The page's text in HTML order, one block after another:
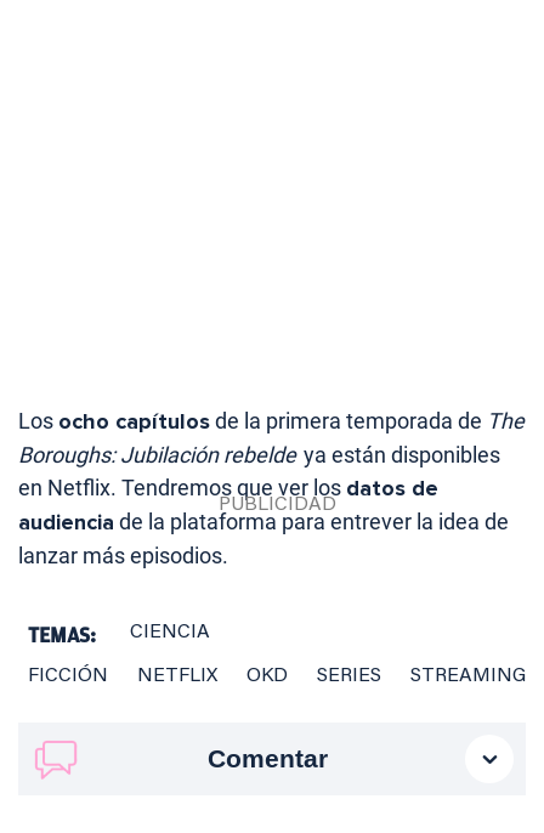
Los ocho capítulosde la primera temporada de The
Boroughs: Jubilación rebelde ya están disponibles
en Netflix. Tendremos que ver los datos de
audiencia de la plataforma para entrever la idea de
lanzar más episodios.
TEMAS: CIENCIA
FICCIÓN NETFLIX OKD SERIES STREAMING
Comentar